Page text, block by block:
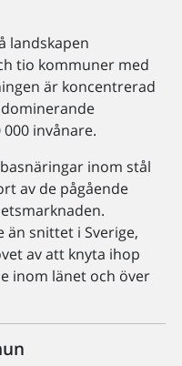
landskapen
tio kommuner med
är koncentrerad
invånare.
inom stål
av de pågående
snittet i Sverige,
av att knyta ihop
inom länet och över